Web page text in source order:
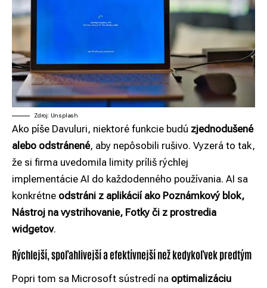
Zdroj: Unsplash
Ako píše Davuluri, niektoré funkcie budú zjednodušené
alebo odstránené, aby nepôsobili rušivo. Vyzerá to tak,
že si firma uvedomila limity príliš rýchlej
implementácie AI do každodenného používania. AI sa
konkrétne odstráni z aplikácií ako Poznámkový blok,
Nástroj na vystrihovanie, Fotky či z prostredia
widgetov.
Rýchlejší, spoľahlivejší a efektívnejší než kedykoľvek predtým
Popri tom sa Microsoft sústredí na optimalizáciu